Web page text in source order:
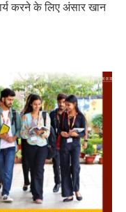
करने के लिए अंसार खान